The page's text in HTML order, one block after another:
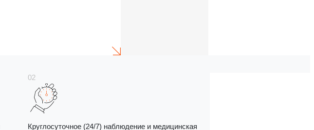
Круглосуточное (24/7) наблюдение и медицинская